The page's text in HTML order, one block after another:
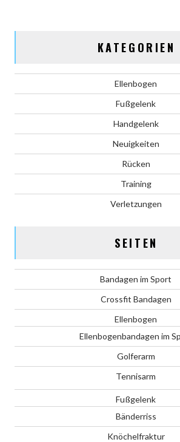
KATEGORIEN
Ellenbogen
Fußgelenk
Handgelenk
Neuigkeiten
Rücken
Training
Verletzungen
SEITEN
Bandagen im Sport
Crossfit Bandagen
Ellenbogen
Ellenbogenbandagen im
Golferarm
Tennisarm
Fußgelenk
Bänderriss
Knöchelfraktur